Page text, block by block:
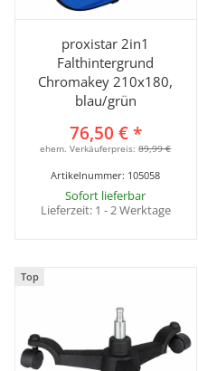
proxistar 2in1
Falthintergrund
Chromakey 210x180,
blau/grün
76,50 €*
ehem. Verkäuferpreis:89,99 €
Artikelnummer: 105058
Sofort lieferbar
Lieferzeit: 1 - 2 Werktage
Top
Top